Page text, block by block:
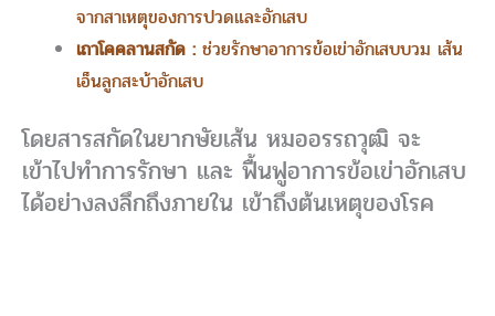
จากสาเหตุของการปวดและอักเสบ
เถาโคคลานสกัด :ช่วยรักษาอาการข้อเข่าอักเสบบวม เส้น
เอ็นลูกสะบ้าอักเสบ
โดยสารสกัดในยากษัยเส้น หมออรรถวุฒิ จะ
เข้าไปทำการรักษา และ ฟื้นฟูอาการข้อเข่าอักเสบ
ได้อย่างลงลึกถึงภายใน เข้าถึงต้นเหตุของโรค